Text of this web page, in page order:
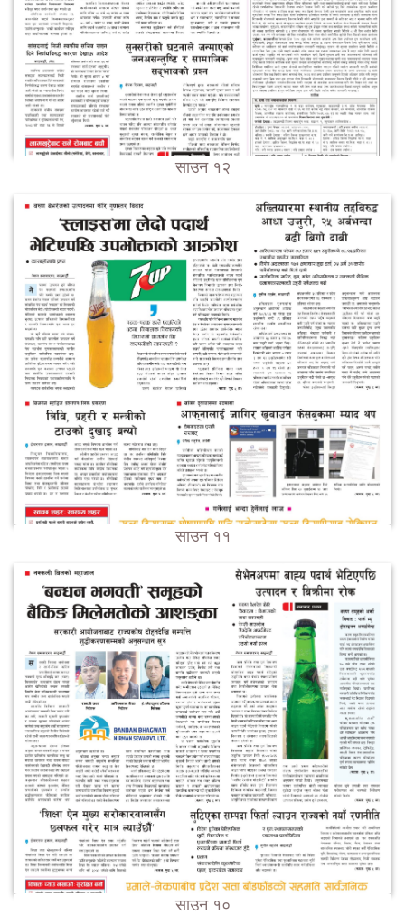
साउन १२
साउन ११
साउन १०